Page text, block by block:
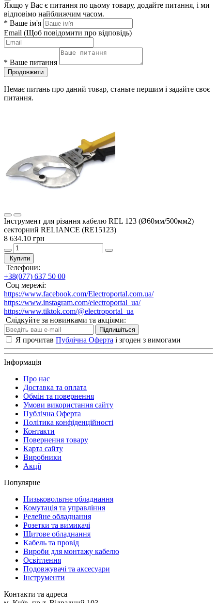
Якщо у Вас є питання по цьому товару, додайте питання, і ми
відповімо найближчим часом.
* Ваше ім'я
Email (Щоб повідомити про відповідь)
* Ваше питання
Продовжити
Немає питань про даний товар, станьте першим і задайте своє
питання.
Інструмент для різання кабелю REL 123 (Ø60мм/500мм2)
секторний RELIANCE (RE15123)
8 634.10 грн
Купити
Телефони:
+38(077) 637 50 00
Соц мережі:
https://www.facebook.com/Electroportal.com.ua/
https://www.instagram.com/electroportal_ua/
https://www.tiktok.com/@electroportal_ua
Слідкуйте за новинками та акціями:
Підпишіться
Я прочитав Публічна Оферта і згоден з вимогами
Інформація
Про нас
Доставка та оплата
Обмін та повернення
Умови використання сайту
Публічна Оферта
Політика конфіденційності
Контакти
Повернення товару
Карта сайту
Виробники
Акції
Популярне
Низьковольтне обладнання
Комутація та управління
Релейне обладнання
Розетки та вимикачі
Щитове обладнання
Кабель та провід
Вироби для монтажу кабелю
Освітлення
Подовжувачі та аксесуари
Інструменти
Контакти та адреса